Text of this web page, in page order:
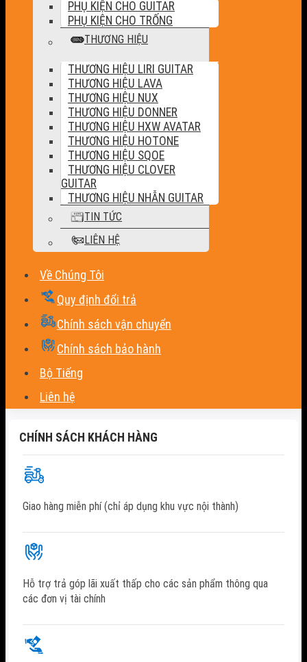
PHỤ KIỆN CHO GUITAR
PHỤ KIỆN CHO TRỐNG
THƯƠNG HIỆU
THƯƠNG HIỆU LIRI GUITAR
THƯƠNG HIỆU LAVA
THƯƠNG HIỆU NUX
THƯƠNG HIỆU DONNER
THƯƠNG HIỆU HXW AVATAR
THƯƠNG HIỆU HOTONE
THƯƠNG HIỆU SQOE
THƯƠNG HIỆU CLOVER
GUITAR
THƯƠNG HIỆU NHẪN GUITAR
TIN TỨC
LIÊN HỆ
Về Chúng Tôi
Quy định đổi trả
Chính sách vận chuyển
Chính sách bảo hành
Bộ Tiếng
Liên hệ
CHÍNH SÁCH KHÁCH HÀNG
Giao hàng miễn phí (chỉ áp dụng khu vực nội thành)
Hỗ trợ trả góp lãi xuất thấp cho các sản phẩm thông qua
các đơn vị tài chính